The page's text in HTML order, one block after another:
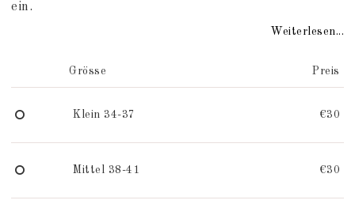
ein.
Weiterlesen...
Grösse Preis
Klein 34-37 €30
Mittel 38-41 €30